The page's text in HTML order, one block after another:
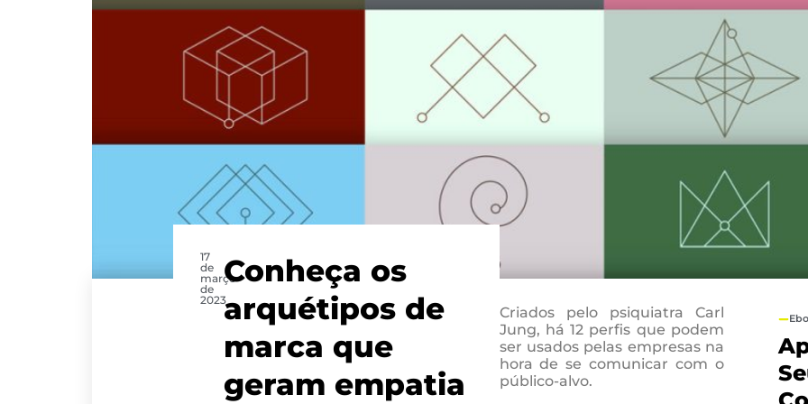
17
de
março
de
2023
Conheça os
arquétipos de
marca que
geram empatia
Criados pelo psiquiatra Carl
Jung, há 12 perfis que podem
ser usados pelas empresas na
hora de se comunicar com o
público-alvo.